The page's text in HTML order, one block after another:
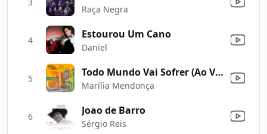
Raça Negra
4 Estourou Um Cano
Daniel
5 Todo Mundo Vai Sofrer (Ao Vivo)
Marília Mendonça
6 Joao de Barro
Sérgio Reis